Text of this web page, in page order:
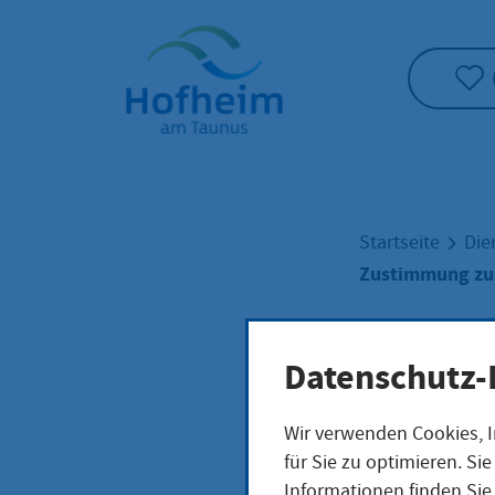
Startseite"
Startseite
Zustimmung
Wir verwenden
für Sie zu optimieren.